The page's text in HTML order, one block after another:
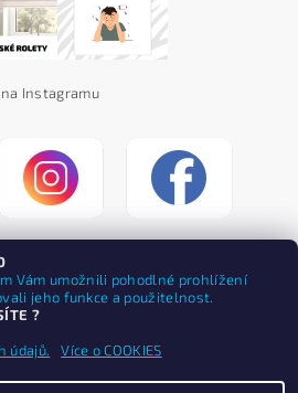
Instagramu
Vám umožnili pohodlné prohlížení
jeho funkce a použitelnost.
?
údajů.
Více o COOKIES